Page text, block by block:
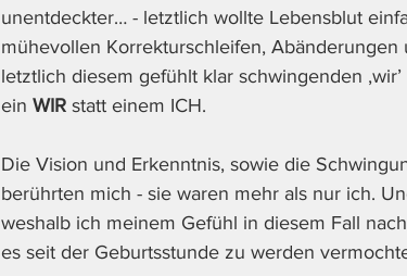
unentdeckter… - letztlich wollte Lebensblut
mühevollen Korrekturschleifen,
letztlich diesem gefühlt klar schwingenden
ein WIR statt einem ICH.
Die Vision und Erkenntnis, sowie die
berührten mich - sie waren mehr als nur ich.
weshalb ich meinem Gefühl in diesem Fall
es seit der Geburtsstunde zu werden